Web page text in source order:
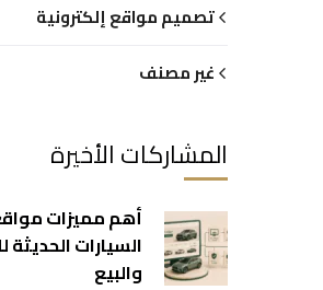
تصميم مواقع إلكترونية
غير مصنف
المشاركات الأخيرة
أهم مميزات
السيارات
والبيع